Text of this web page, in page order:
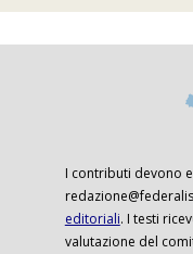
I contributi devono
editoriali. I testi
valutazione del